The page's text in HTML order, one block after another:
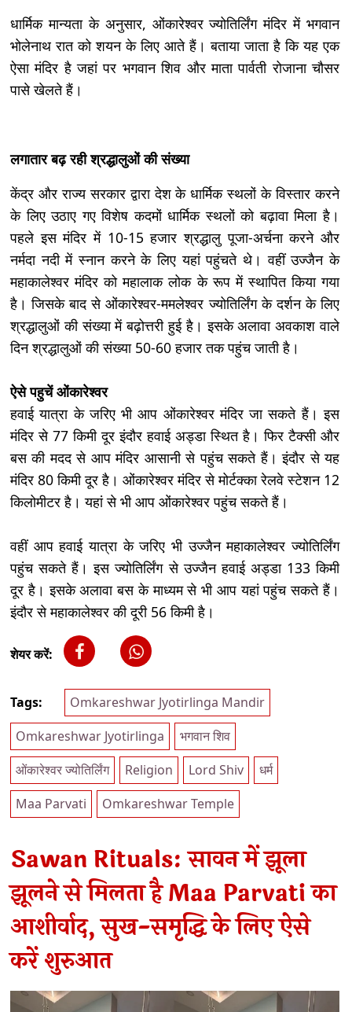
धार्मिक मान्यता के अनुसार, ओंकारेश्वर ज्योतिर्लिंग मंदिर में भगवान
भोलेनाथ रात को शयन के लिए आते हैं। बताया जाता है कि यह एक
ऐसा मंदिर है जहां पर भगवान शिव और माता पार्वती रोजाना चौसर
पासे खेलते हैं।
लगातार बढ़ रही श्रद्धालुओं की संख्या
केंद्र और राज्य सरकार द्वारा देश के धार्मिक स्थलों के विस्तार करने
के लिए उठाए गए विशेष कदमों धार्मिक स्थलों को बढ़ावा मिला है।
पहले इस मंदिर में 10-15 हजार श्रद्धालु पूजा-अर्चना करने और
नर्मदा नदी में स्नान करने के लिए यहां पहुंचते थे। वहीं उज्जैन के
महाकालेश्वर मंदिर को महालाक लोक के रूप में स्थापित किया गया
है। जिसके बाद से ओंकारेश्वर-ममलेश्वर ज्योतिर्लिंग के दर्शन के लिए
श्रद्धालुओं की संख्या में बढ़ोत्तरी हुई है। इसके अलावा अवकाश वाले
दिन श्रद्धालुओं की संख्या 50-60 हजार तक पहुंच जाती है।
ऐसे पहुचें ओंकारेश्वर
हवाई यात्रा के जरिए भी आप ओंकारेश्वर मंदिर जा सकते हैं। इस
मंदिर से 77 किमी दूर इंदौर हवाई अड्डा स्थित है। फिर टैक्सी और
बस की मदद से आप मंदिर आसानी से पहुंच सकते हैं। इंदौर से यह
मंदिर 80 किमी दूर है। ओंकारेश्वर मंदिर से मोर्टक्का रेलवे स्टेशन 12
किलोमीटर है। यहां से भी आप ओंकारेश्वर पहुंच सकते हैं।
वहीं आप हवाई यात्रा के जरिए भी उज्जैन महाकालेश्वर ज्योतिर्लिंग
पहुंच सकते हैं। इस ज्योतिर्लिंग से उज्जैन हवाई अड्डा 133 किमी
दूर है। इसके अलावा बस के माध्यम से भी आप यहां पहुंच सकते हैं।
इंदौर से महाकालेश्वर की दूरी 56 किमी है।
शेयर करें:
Tags:
Omkareshwar Jyotirlinga Mandir
Omkareshwar Jyotirlinga
भगवान शिव
ओंकारेश्वर ज्योतिर्लिंग
Religion Lord Shiv
धर्म
Maa Parvati
Omkareshwar Temple
Sawan Rituals: सावन में झूला
झूलने से मिलता है Maa Parvati का
आशीर्वाद, सुख-समृद्धि के लिए ऐसे
करें शुरुआत